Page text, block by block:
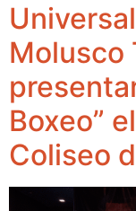
Molusco
Boxeo”
Coliseo